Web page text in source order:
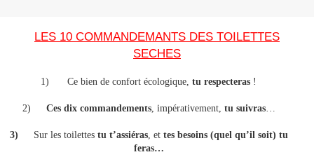
LES 10 COMMANDEMANTS DES TOILETTES
SECHES
1) Ce bien de confort écologique, tu respecteras !
2) Ces dix commandements, impérativement, tu suivras…
3) Sur les toilettes tu t’assiéras, et tes besoins (quel qu’il soit) tu
feras…